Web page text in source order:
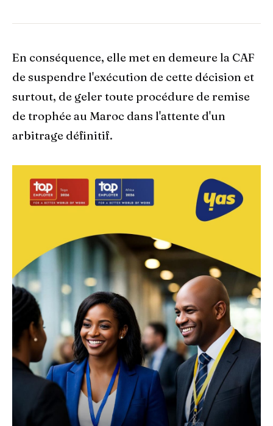
En conséquence, elle met en demeure la CAF
de suspendre l'exécution de cette décision et
surtout, de geler toute procédure de remise
de trophée au Maroc dans l'attente d'un
arbitrage définitif.